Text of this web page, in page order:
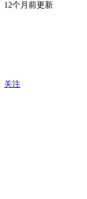
12个月前更新
关注